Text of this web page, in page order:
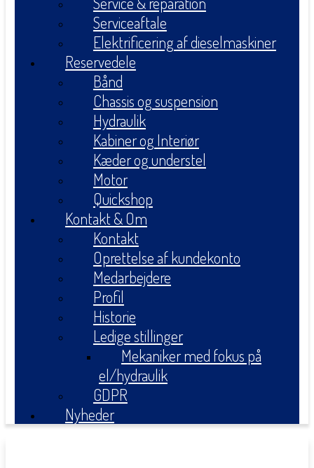
Serviceaftale
Elektrificering af dieselmaskiner
Reservedele
Bånd
Chassis og suspension
Hydraulik
Kabiner og Interiør
Kæder og understel
Motor
Quickshop
Kontakt & Om
Kontakt
Oprettelse af kundekonto
Medarbejdere
Profil
Historie
Ledige stillinger
Mekaniker med fokus på
el/hydraulik
GDPR
Nyheder